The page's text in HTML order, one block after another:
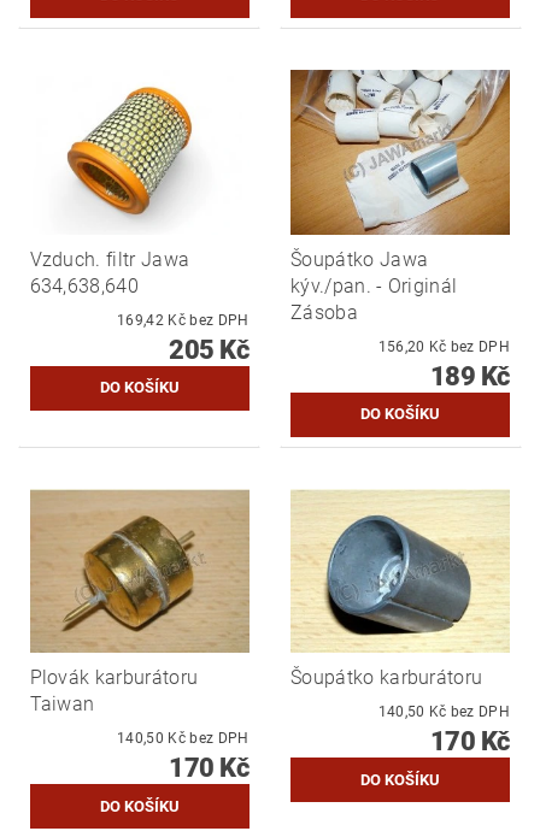
Vzduch. filtr Jawa
634,638,640
169,42 Kč bez DPH
205 Kč
Šoupátko Jawa
kýv./pan. - Originál
Zásoba
156,20 Kč bez DPH
189 Kč
Plovák karburátoru
Taiwan
140,50 Kč bez DPH
170 Kč
Šoupátko karburátoru
140,50 Kč bez DPH
170 Kč